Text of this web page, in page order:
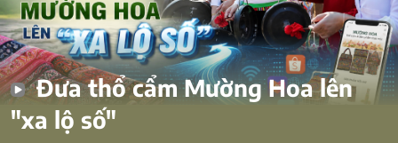
Đưa thổ cẩm Mường Hoa lên
"xa lộ số"